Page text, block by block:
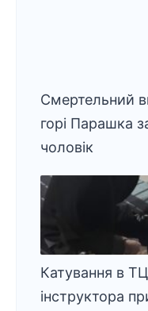
Смертельний
горі Парашка
чоловік
Катування в
інструктора